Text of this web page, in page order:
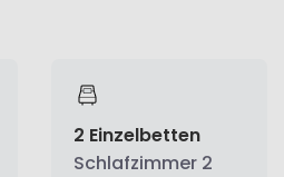
2 Einzelbetten
Schlafzimmer 2